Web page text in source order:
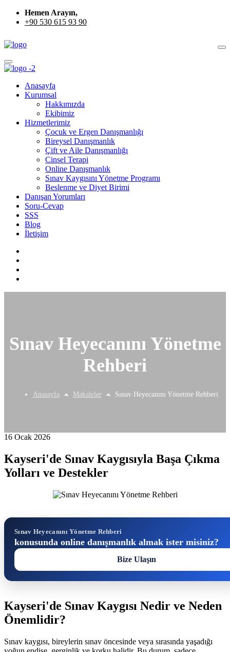
Hemen Arayın,
+90 530 615 93 90
Anasayfa
Kurumsal
Hakkımızda
Ekibimiz
Hizmetlerimiz
Çocuk ve Ergen Danışmanlığı
Bireysel Danışmanlık
Çift ve Aile Danışmanlığı
Cinsel Terapi
Online Danışmanlık
Sınav Kaygısını Yönetme Programı
Beslenme ve Diyet Birimi
Danışan Yorumları
Soru-Cevap
SSS
Blog
İletişim
Sınav Heyecanını Yönetme
Rehberi
Anasayfa Makaleler Sınav Heyecanını Yönetme Rehberi
16 Ocak 2026
Kayseri'de Sınav Kaygısıyla Başa Çıkma
Yolları ve Destekler
Sınav Heyecanını Yönetme Rehberi
konusunda online danışmanlık almak ister misiniz?
Bize Ulaşın
Kayseri'de Sınav Kaygısı Nedir ve Neden
Önemlidir?
Sınav kaygısı, bireylerin sınav öncesinde veya sırasında yaşadığı